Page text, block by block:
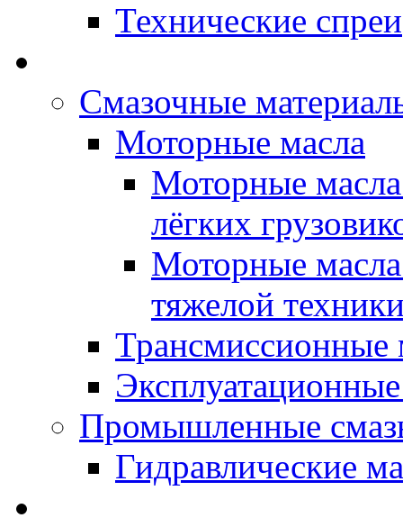
Технические спреи
Смазочные
Моторные масла
Моторные
лёгких
Моторные
тяжелой
Трансмиссионные
Промышленные
Гидравлические